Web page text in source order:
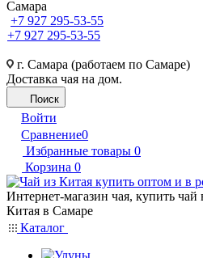
Самара
+7 927 295-53-55
+7 927 295-53-55
г. Самара (работаем по Самаре)
Доставка чая на дом.
Поиск
Войти
Сравнение0
Избранные товары 0
Корзина 0
Интернет-магазин чая, купить
Китая в Самаре
Каталог